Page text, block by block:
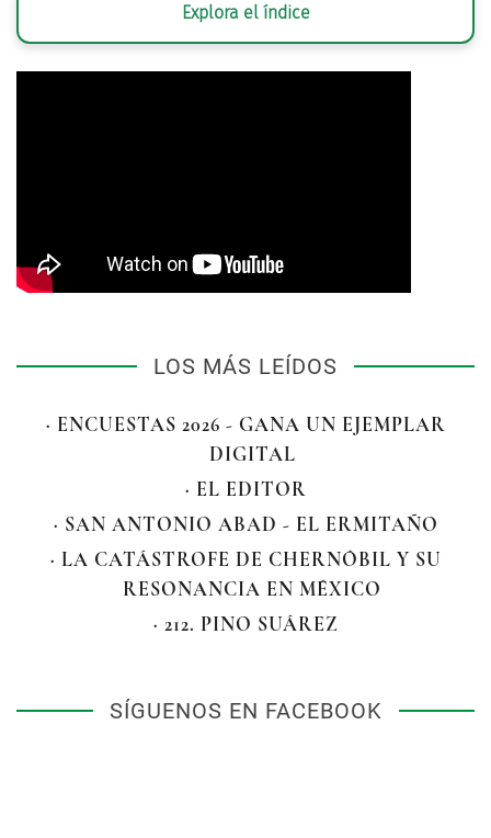
Explora el índice
LOS MÁS LEÍDOS
· ENCUESTAS 2026 - GANA UN EJEMPLAR
DIGITAL
· EL EDITOR
· SAN ANTONIO ABAD - EL ERMITAÑO
· LA CATÁSTROFE DE CHERNÓBIL Y SU
RESONANCIA EN MÉXICO
· 212. PINO SUÁREZ
SÍGUENOS EN FACEBOOK